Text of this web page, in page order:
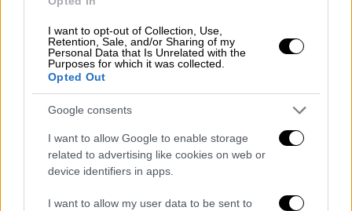
I want to opt-out of Collection, Use,
Retention, Sale, and/or Sharing of my
Personal Data that Is Unrelated with the
Purposes for which it was collected.
Opted Out
Google consents
I want to allow Google to enable storage
related to advertising like cookies on web or
device identifiers in apps.
I want to allow my user data to be sent to
δεν έχουμε πλήρη στοιχεία, ωστόσο,
βλέπουμε να υπάρχει μία πολύ μεγάλη
επιθυμία, έντονη και επιτακτική, από
Τούρκους ν' αποκτήσουν τίτλους
ιδιοκτησίας στην Αλεξανδρούπολη.Επίσης,
έχουν γίνει και κάποιες πωλήσεις και αυτό
προκαλεί ανησυχία, διότι η περιοχή μας είναι
πολύ ευαίσθητη. Γι' αυτό υπάρχει και ο νόμος
για πώληση ακινήτων σε υπηκόους τρίτων
Πρέπει να το δει προσεκτικά αυτό η